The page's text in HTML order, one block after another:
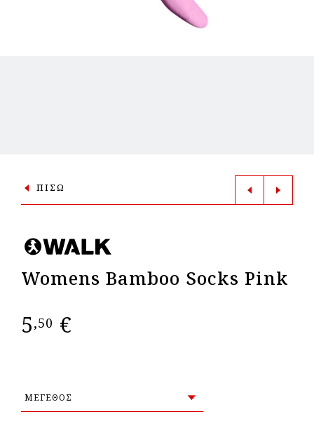
ΠΙΣΩ
Womens Bamboo Socks Pink
5,50 €